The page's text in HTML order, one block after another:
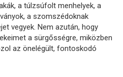
a túlzsúfolt menhelyek, a
a szomszédoknak
vegyek. Nem azután, hogy
a sürgősségre, miközben
az önelégült, fontoskodó